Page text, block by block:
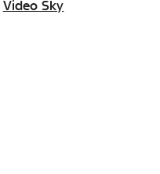
Video Sky